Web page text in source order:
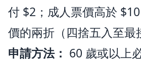
付 $2；成人票價高於
價的兩折（四捨五入至最
申請方法： 60 歲或以上